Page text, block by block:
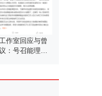
作室回应与曾
：号召能理智